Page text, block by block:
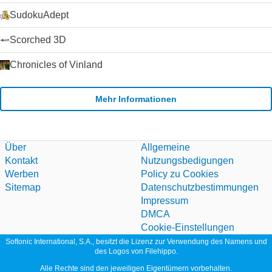
Verbindungen beeinträchtigt. Die Schaltfläche Anrufqualität
gibt Ihnen detaillierte Informationen über die erwartete
Anrufqualität für jeden Ihrer Kontakte (da die Qualität von der
Internetverbindung beider Parteien abhängt).
Zusammenfassung Wenn Sie nach einem zuverlässigen und
schwer finden, Skype zu schlagen. Der Kauf von Skype durch
Microsoft im Jahr 2011 hat die Plattform weiter stabilisiert und
die Entwicklung beschleunigt, da Microsoft Skype als Ersatz
Download-Schaltfläche, um es auszuprobieren. Microsoft
erlaubt nicht mehr das Hosting seiner
Installationsprogramme. Deshalb leiten wir auf ihre
SudokuAdept
Scorched 3D
Chronicles of Vinland
Mehr Informationen
Über
Kontakt
Werben
Sitemap
Allgemeine
Nutzungsbedigungen
Policy zu Cookies
Datenschutzbestimmungen
Impressum
DMCA
Cookie-Einstellungen
Softonic International, S.A., besitzt die Lizenz zur Verwendung des Namens und
des Logos von Filehippo.
Alle Rechte sind den jeweiligen Eigentümern vorbehalten.